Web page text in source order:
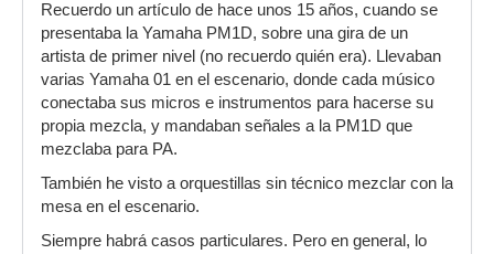
Recuerdo un artículo de hace unos 15 años, cuando se
presentaba la Yamaha PM1D, sobre una gira de un
artista de primer nivel (no recuerdo quién era). Llevaban
varias Yamaha 01 en el escenario, donde cada músico
conectaba sus micros e instrumentos para hacerse su
propia mezcla, y mandaban señales a la PM1D que
mezclaba para PA.
También he visto a orquestillas sin técnico mezclar con la
mesa en el escenario.
Siempre habrá casos particulares. Pero en general, lo